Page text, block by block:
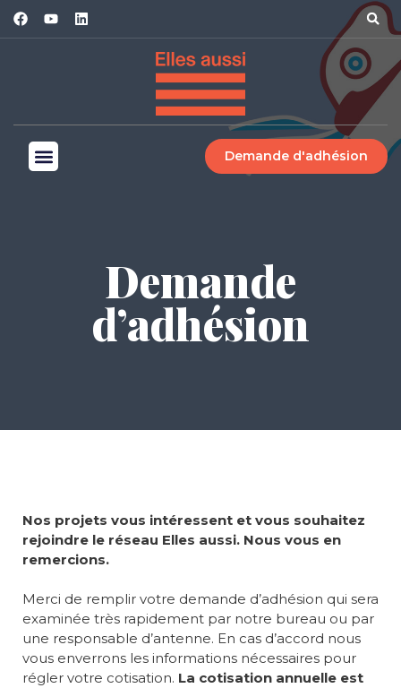
Demande d'adhésion
Demande
d’adhésion
Nos projets vous intéressent et vous souhaitez
rejoindre le réseau Elles aussi. Nous vous en
remercions.
Merci de remplir votre demande d’adhésion qui sera
examinée très rapidement par notre bureau ou par
une responsable d’antenne. En cas d’accord nous
vous enverrons les informations nécessaires pour
régler votre cotisation. La cotisation annuelle est